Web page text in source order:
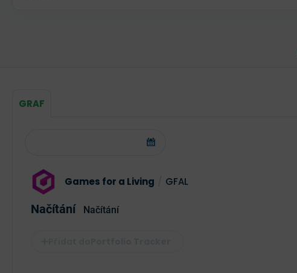
GRAF
Games for a Living GFAL
Načítání Načítání